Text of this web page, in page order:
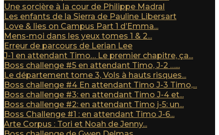
Une sorcière à la cour de Philippe Madral
Les enfants de la Sierra de Pauline Libersart
Love & lies on Campus Part 1 d’Emma...
Mens-moi dans les yeux tomes 1 & 2...
Erreur de parcours de Lerian Lee
J-1 en attendant Timo… Le premier chapitre, ça...
Boss challenge #5 en attendant Timo, J-2 …...
Le département tome 3, Vols à hauts risques...
Boss challenge #4 En attendant Timo J-3 Timo,...
Boss challenge #3: en attendant Timo J-4 et...
Boss challenge #2: en attendant Timo j-5: un...
Boss Challenge #1 : en attendant Timo J-6...
Arte Corpus : Tori et Noah de Jenny...